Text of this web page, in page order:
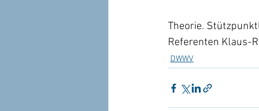
Theorie.
Referenten Klaus-
DWWV